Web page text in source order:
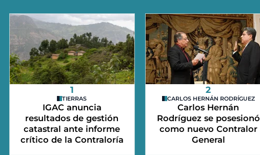
1
TIERRAS
IGAC anuncia
resultados de gestión
catastral ante informe
crítico de la Contraloría
2
CARLOS HERNÁN RODRÍGUEZ
Carlos Hernán
Rodríguez se posesionó
como nuevo Contralor
General